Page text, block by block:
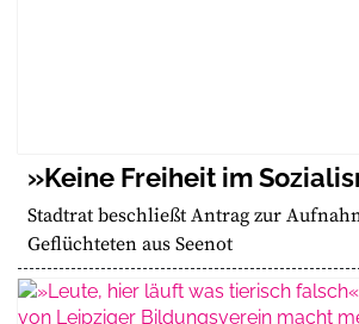
»Keine Freiheit im
Stadtrat beschließt Antrag zur
Geflüchteten aus Seenot